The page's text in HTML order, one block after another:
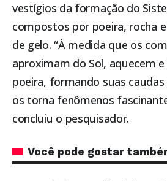
vestígios da formação do
compostos por poeira, rocha
de gelo. “À medida que os
aproximam do Sol, aquecem
poeira, formando suas
os torna fenômenos
concluiu o pesquisador.
Você pode gostar